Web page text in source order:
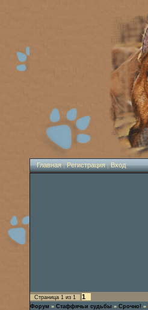
Главная|Регистрация|Вход
Страница 1 из 1 1
Форум » Стаффячьи судьбы » Срочно! »